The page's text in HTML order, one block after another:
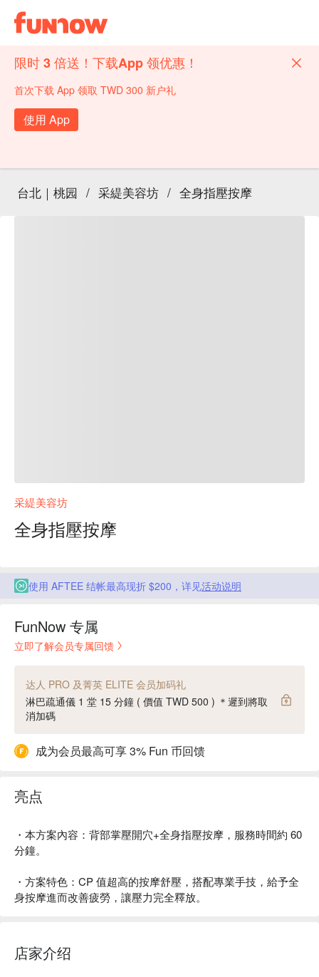
限时 3 倍送！下载App 领优惠！
首次下载 App 领取 TWD 300 新户礼
使用 App
台北｜桃园 / 采緹美容坊 / 全身指壓按摩
采緹美容坊
全身指壓按摩
使用 AFTEE 结帐最高现折 $200，详见活动说明
FunNow 专属
立即了解会员专属回馈
达人 PRO 及菁英 ELITE 会员加码礼
淋巴疏通儀 1 堂 15 分鐘 ( 價值 TWD 500 ) ＊遲到將取
消加碼
成为会员最高可享 3% Fun 币回馈
亮点
・本方案內容：背部掌壓開穴+全身指壓按摩，服務時間約 60
分鐘。
・方案特色：CP 值超高的按摩舒壓，搭配專業手技，給予全
身按摩進而改善疲勞，讓壓力完全釋放。
店家介绍